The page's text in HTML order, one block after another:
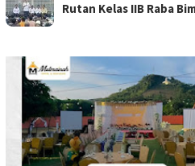
Rutan Kelas IIB Raba